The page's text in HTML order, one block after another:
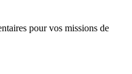
pour vos missions de